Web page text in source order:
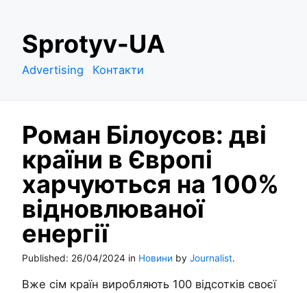
k
c
o
n
t
e
n
t
Sprotyv-UA
Advertising Контакти
Роман Білоусов: дві
країни в Європі
харчуються на 100%
відновлюваної
енергії
Published: 26/04/2024 in Новини by Journalist.
Вже сім країн виробляють 100 відсотків своєї